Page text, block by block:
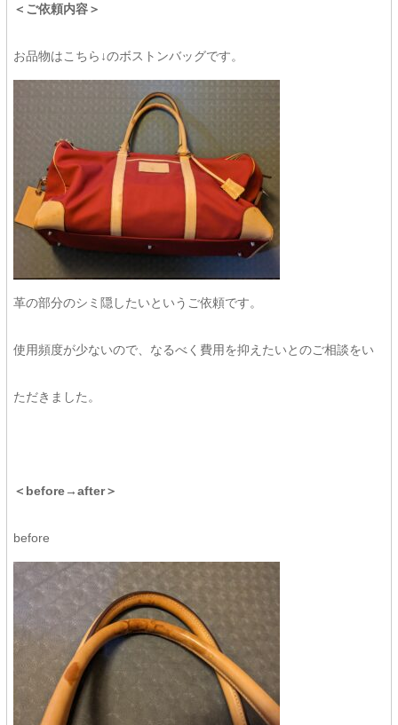
＜ご依頼内容＞
お品物はこちら↓のボストンバッグです。
革の部分のシミ隠したいというご依頼です。
使用頻度が少ないので、なるべく費用を抑えたいとのご相談をい
ただきました。
＜before→after＞
before